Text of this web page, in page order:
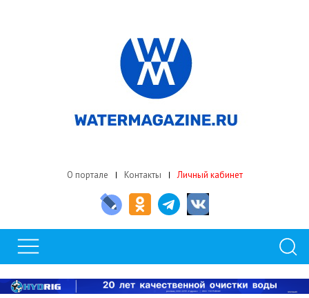
О портале Контакты Личный кабинет